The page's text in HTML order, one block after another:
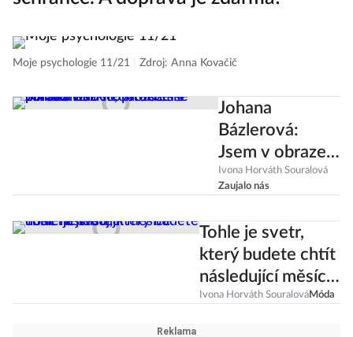
Moje psychologie 11/21 Zdroj: Anna Kovačič
Johana
Bázlerová:
Jsem v obraze
vzniklo, protože
se mnou nikdo
nechtěl řešit
politiku
Ivona Horváth Souralová
Zaujalo nás
Tohle je svetr,
který budete chtít
následující měsíce
nosit nejčastěji
Ivona Horváth SouralováMóda